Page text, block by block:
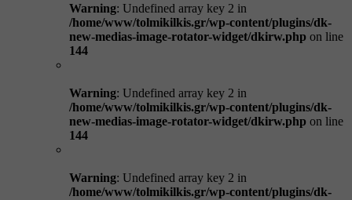
Warning: Undefined array key 2 in
/home/www/tolmikilkis.gr/wp-content/plugins/dk-
new-medias-image-rotator-widget/dkirw.php on line
144
Warning: Undefined array key 2 in
/home/www/tolmikilkis.gr/wp-content/plugins/dk-
new-medias-image-rotator-widget/dkirw.php on line
144
Warning: Undefined array key 2 in
/home/www/tolmikilkis.gr/wp-content/plugins/dk-